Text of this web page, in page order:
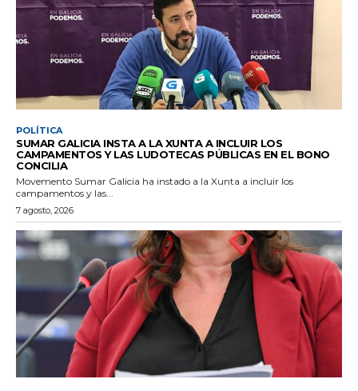
POLÍTICA
SUMAR GALICIA INSTA A LA XUNTA A INCLUIR LOS
CAMPAMENTOS Y LAS LUDOTECAS PÚBLICAS EN EL BONO
CONCILIA
Movemento Sumar Galicia ha instado a la Xunta a incluir los
campamentos y las...
7 agosto, 2026